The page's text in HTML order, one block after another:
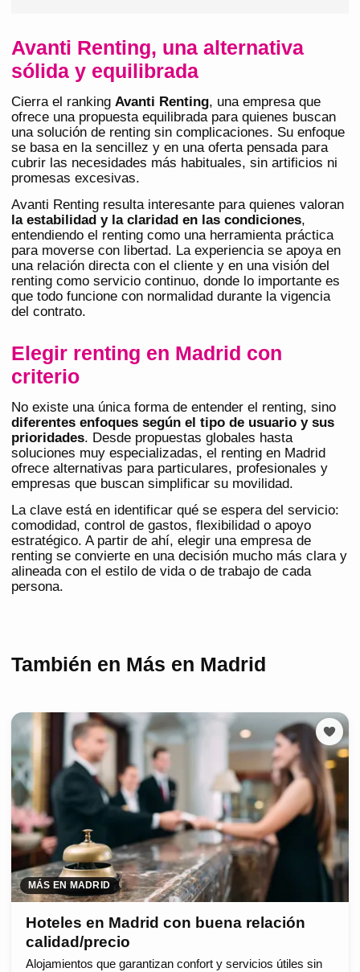
Avanti Renting, una alternativa
sólida y equilibrada
Cierra el ranking Avanti Renting, una empresa que
ofrece una propuesta equilibrada para quienes buscan
una solución de renting sin complicaciones. Su enfoque
se basa en la sencillez y en una oferta pensada para
cubrir las necesidades más habituales, sin artificios ni
promesas excesivas.
Avanti Renting resulta interesante para quienes valoran
la estabilidad y la claridad en las condiciones,
entendiendo el renting como una herramienta práctica
para moverse con libertad. La experiencia se apoya en
una relación directa con el cliente y en una visión del
renting como servicio continuo, donde lo importante es
que todo funcione con normalidad durante la vigencia
del contrato.
Elegir renting en Madrid con
criterio
No existe una única forma de entender el renting, sino
diferentes enfoques según el tipo de usuario y sus
prioridades. Desde propuestas globales hasta
soluciones muy especializadas, el renting en Madrid
ofrece alternativas para particulares, profesionales y
empresas que buscan simplificar su movilidad.
La clave está en identificar qué se espera del servicio:
comodidad, control de gastos, flexibilidad o apoyo
estratégico. A partir de ahí, elegir una empresa de
renting se convierte en una decisión mucho más clara y
alineada con el estilo de vida o de trabajo de cada
persona.
También en Más en Madrid
MÁS EN MADRID
Hoteles en Madrid con buena relación
calidad/precio
Alojamientos que garantizan confort y servicios útiles sin